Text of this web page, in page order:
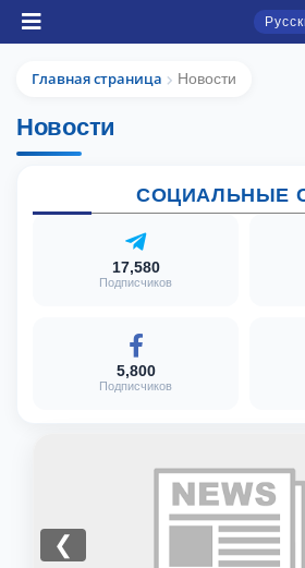
Главная страница Новости
Новости
СОЦИАЛЬНЫЕ
17,580
Подписчиков
5,800
Подписчиков
❮
Чат приёмной комиссии ТГЮУ
приёмной комиссии ТГЮУ.
Оставляйте здесь свои обращения по
Выберите тему — затем появятся
конкретные вопросы:
1. Документы (бакалавр) (5)